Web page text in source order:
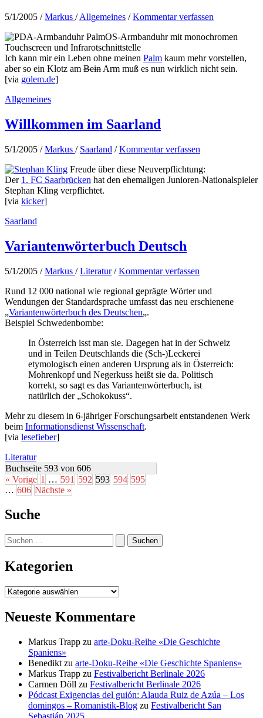
5/1/2005 /Markus /Allgemeines /Kommentar verfassen
PalmOS-Armbanduhr mit monochromen
Touchscreen und Infrarotschnittstelle
Ich kann mir ein Leben ohne meinen Palm kaum mehr vorstellen,
aber so ein Klotz am Bein Arm muß es nun wirklich nicht sein.
[via golem.de]
Allgemeines
Willkommen im Saarland
5/1/2005 /Markus / Saarland /Kommentar verfassen
Freude über diese Neuverpflichtung:
Der 1. FC Saarbrücken hat den ehemaligen Junioren-Nationalspieler
Stephan Kling verpflichtet.
[via kicker]
Saarland
Variantenwörterbuch Deutsch
5/1/2005 /Markus /Literatur/Kommentar verfassen
Rund 12 000 national wie regional geprägte Wörter und
Wendungen der Standardsprache umfasst das neu erschienene
„Variantenwörterbuch des Deutschen„.
Beispiel Schwedenbombe:
In Österreich isst man sie. Dagegen hat in der Schweiz
und in Teilen Deutschlands die (Sch-)Leckerei
etymologisch einen anderen Ursprung als in Österreich:
Mohrenkopf und Negerkuss heißt sie da. Politisch
korrekt, so sagt es das Variantenwörterbuch, ist
natürlich der „Schokokuss“.
Mehr zu diesem in 6-jähriger Forschungsarbeit entstandenen Werk
beim Informationsdienst Wissenschaft.
[via lesefieber]
Literatur
Buchseite 593 von 606
« Vorige 1 … 591 592 593 594 595
… 606 Nächste »
Suche
Suchen
nach:
Kategorien
Kategorien
Neueste Kommentare
Markus Trapp zu arte-Doku-Reihe «Die Geschichte
Spaniens»
Benedikt zu arte-Doku-Reihe «Die Geschichte Spaniens»
Markus Trapp zu Festivalbericht Berlinale 2026
Carmen Döll zu Festivalbericht Berlinale 2026
Pódcast Exigencias del guión: Alauda Ruiz de Azúa – Los
domingos – Romanistik-Blog zu Festivalbericht San
Sebastián 2025